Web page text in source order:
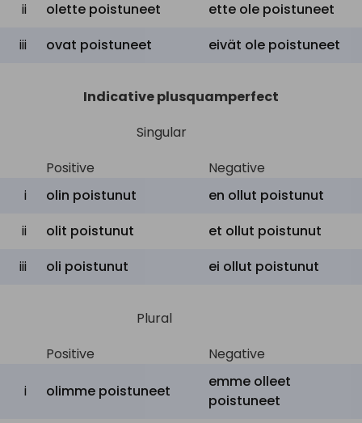
ii olette poistuneet
ette ole poistuneet
iii
ovat poistuneet eivät ole poistuneet
Indicative plusquamperfect
Singular
Positive
Negative
i
olin poistunut
en ollut poistunut
ii
olit poistunut
et ollut poistunut
iii
oli poistunut ei ollut poistunut
Plural
Positive
Negative
i
olimme poistuneet
emme olleet
poistuneet